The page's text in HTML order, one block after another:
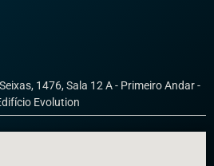
1476, Sala 12 A - Primeiro Andar -
Evolution